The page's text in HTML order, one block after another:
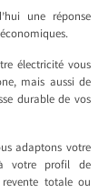
une réponse
électricité vous
mais aussi de
durable de vos
adaptons votre
votre profil de
totale ou